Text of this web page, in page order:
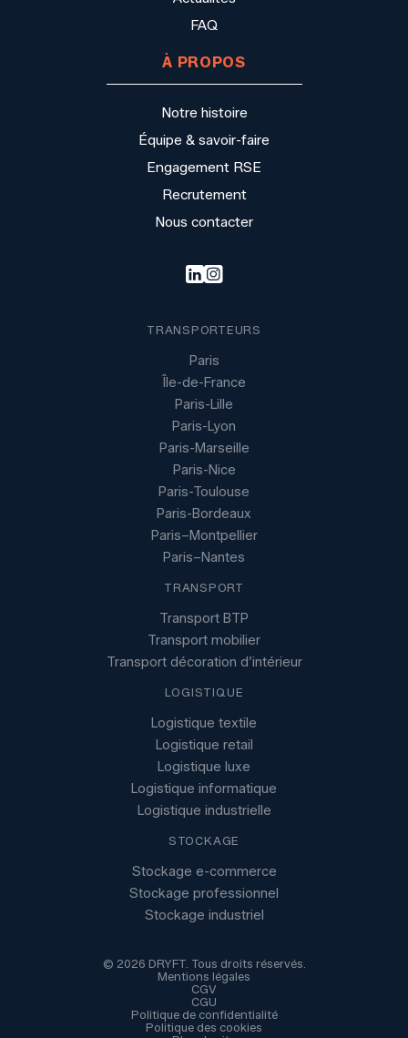
FAQ
À PROPOS
Notre histoire
Équipe & savoir-faire
Engagement RSE
Recrutement
Nous contacter
TRANSPORTEURS
Paris
Île-de-France
Paris-Lille
Paris-Lyon
Paris-Marseille
Paris-Nice
Paris-Toulouse
Paris-Bordeaux
Paris–Montpellier
Paris–Nantes
TRANSPORT
Transport BTP
Transport mobilier
Transport décoration d’intérieur
LOGISTIQUE
Logistique textile
Logistique retail
Logistique luxe
Logistique informatique
Logistique industrielle
STOCKAGE
Stockage e-commerce
Stockage professionnel
Stockage industriel
© 2026 DRYFT. Tous droits réservés.
Mentions légales
CGV
CGU
Politique de confidentialité
Politique des cookies